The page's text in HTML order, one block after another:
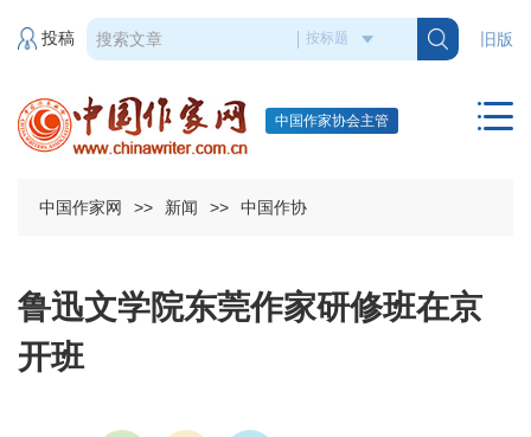
旧版
投稿
中国作家协会主管
中国作家网 >> 新闻 >> 中国作协
鲁迅文学院东莞作家研修班在京
开班